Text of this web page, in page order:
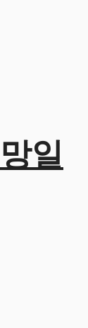
일